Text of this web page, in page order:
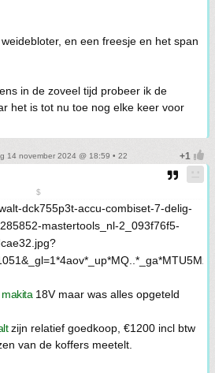
en een freesje en het span
in de zoveel tijd probeer ik de
het is tot nu toe nog elke keer voor
14 november 2024 @ 18:59 • 22
$
makita 18V maar was alles opgeteld
zijn relatief goedkoop, €1200 incl btw
van de koffers meetelt.